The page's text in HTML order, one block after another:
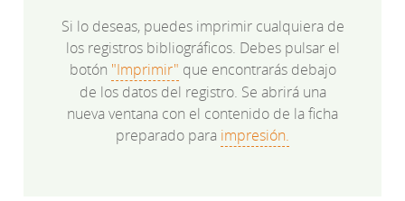
Si lo deseas, puedes imprimir cualquiera de
los registros bibliográficos. Debes pulsar el
botón "Imprimir" que encontrarás debajo
de los datos del registro. Se abrirá una
nueva ventana con el contenido de la ficha
preparado para impresión.